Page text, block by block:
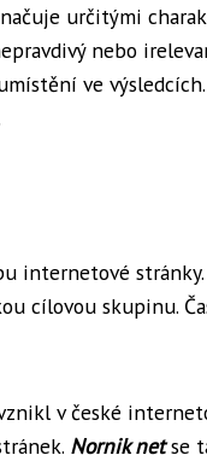
určitými
nebo
ve
internetové stránky.
cílovou skupinu.
v české
Nornik netse